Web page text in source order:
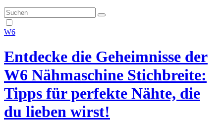
W6
Entdecke die Geheimnisse der
W6 Nähmaschine Stichbreite:
Tipps für perfekte Nähte, die
du lieben wirst!